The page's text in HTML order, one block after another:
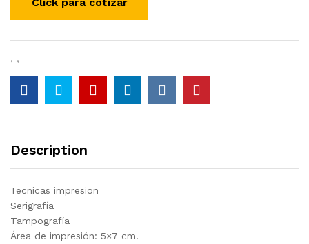
, ,
Description
Tecnicas impresion
Serigrafía
Tampografía
Área de impresión: 5×7 cm.